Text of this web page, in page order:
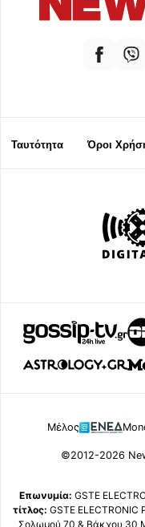
Ταυτότητα Όροι
Μέλος
©2012-2026
Επωνυμία: GSTE
τίτλος: GSTE ELECTRONIC
Σολωμού 70 & Βάκχου 30